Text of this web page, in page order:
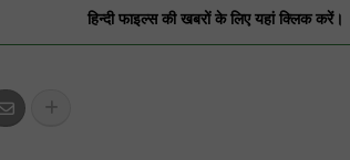
हिन्दी फाइल्स की खबरों के लिए यहां क्लिक करें।